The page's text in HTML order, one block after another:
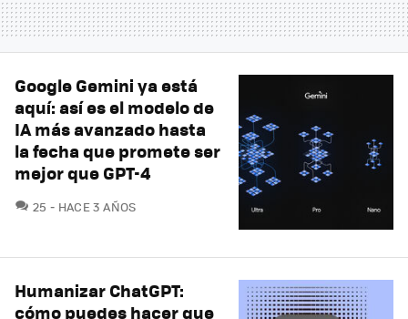
Google Gemini ya está
aquí: así es el modelo de
IA más avanzado hasta
la fecha que promete ser
mejor que GPT-4
25 COMENTARIOS
HACE 3 AÑOS
Humanizar ChatGPT:
cómo puedes hacer que